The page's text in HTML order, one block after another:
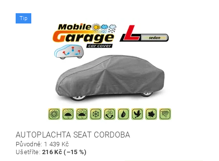
Tip
AUTOPLACHTA SEAT CORDOBA
Původně: 1 439 Kč
Ušetříte:216 Kč (–15 %)